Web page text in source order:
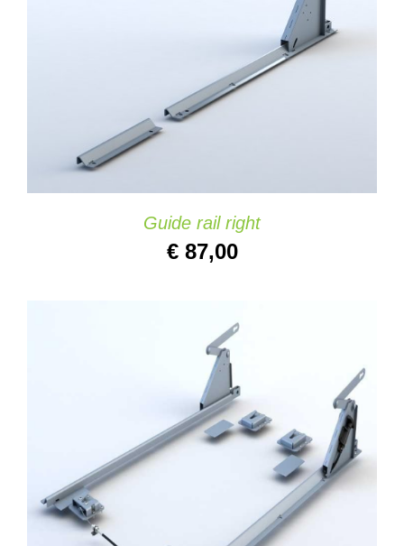
Guide rail right
€87,00
AÑADIR AL CARRITO
DETAILS